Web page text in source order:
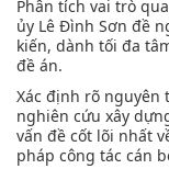
Phân tích vai trò
ủy Lê Đình Sơn đề
kiến, dành tối đa
đề án.
Xác định rõ nguyên
nghiên cứu xây
vấn đề cốt lõi nhất
pháp công tác cán